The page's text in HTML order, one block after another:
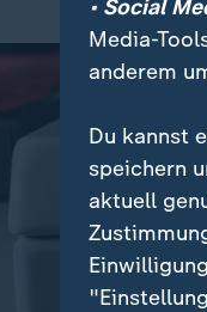
• Social
Media-
anderem
Du kannst
speichern
aktuell